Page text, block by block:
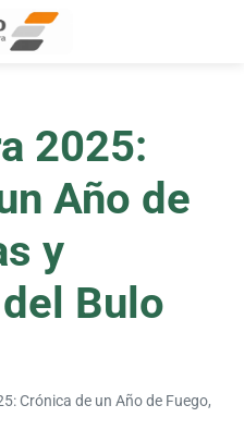
2025:
Año de
y
Bulo
Crónica de un Año de Fuego,